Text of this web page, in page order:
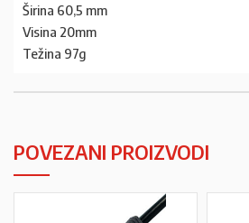
Širina 60,5 mm
Visina 20mm
Težina 97g
POVEZANI PROIZVODI